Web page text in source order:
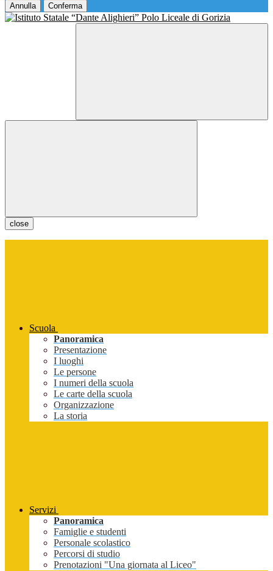
Annulla Conferma
close
Scuola
Panoramica
Presentazione
I luoghi
Le persone
I numeri della scuola
Le carte della scuola
Organizzazione
La storia
Servizi
Panoramica
Famiglie e studenti
Personale scolastico
Percorsi di studio
Prenotazioni "Una giornata al Liceo"